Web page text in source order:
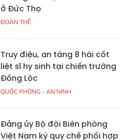
ở Đức Thọ
ĐOÀN THỂ
Truy điệu, an táng 8 hài cốt
liệt sĩ hy sinh tại chiến trường
Đồng Lộc
QUỐC PHÒNG - AN NINH
Đảng ủy Bộ đội Biên phòng
Việt Nam ký quy chế phối hợp